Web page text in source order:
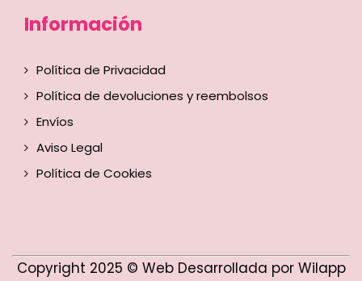
Información
Política de Privacidad
Política de devoluciones y reembolsos
Envíos
Aviso Legal
Política de Cookies
Copyright 2025 © Web Desarrollada por Wilapp